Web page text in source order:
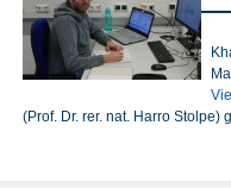
(Prof. Dr. rer. nat. Harro Stolpe)